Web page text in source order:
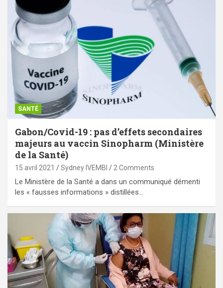
SANTÉ
Gabon/Covid-19 : pas d’effets secondaires
majeurs au vaccin Sinopharm (Ministère
de la Santé)
15 avril 2021 Sydney IVEMBI 2 Comments
Le Ministère de la Santé a dans un communiqué démenti
les « fausses informations » distillées…